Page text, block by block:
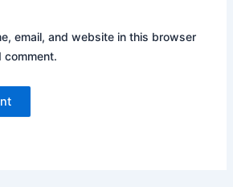
email, and website in this browser
comment.